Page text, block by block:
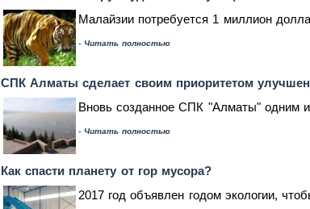
Малайзии потребуется 1 миллион
- Читать полностью
СПК Алматы сделает своим приоритетом
Вновь созданное СПК "Алматы" одним
- Читать полностью
Как спасти планету от гор мусора?
2017 год объявлен годом экологии,